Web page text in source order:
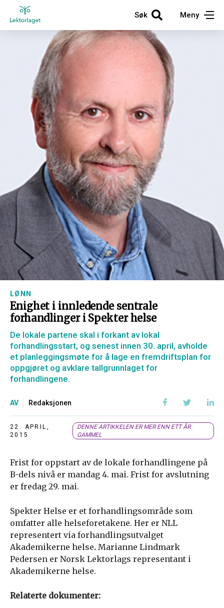
Søk Meny
LØNN
Enighet i innledende sentrale
forhandlinger i Spekter helse
De lokale partene skal i forkant av lokal
forhandlingsstart, og senest innen 30. april, avholde
et planleggingsmøte for å lage en fremdriftsplan for
oppgjøret og avklare tallgrunnlaget for
forhandlingene.
AV Redaksjonen
22. APRIL,
2015
DENNE ARTIKKELEN ER MER ENN ETT ÅR
GAMMEL
Frist for oppstart av de lokale forhandlingene på
B-dels nivå er mandag 4. mai. Frist for avslutning
er fredag 29. mai.
Spekter Helse er et forhandlingsområde som
omfatter alle helseforetakene. Her er NLL
representert via forhandlingsutvalget
Akademikerne helse. Marianne Lindmark
Pedersen er Norsk Lektorlags representant i
Akademikerne helse.
Relaterte dokumenter: